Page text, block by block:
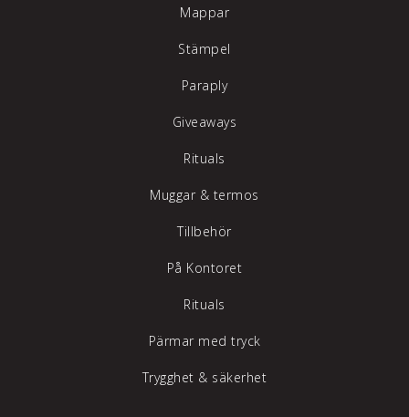
Mappar
Stämpel
Paraply
Giveaways
Rituals
Muggar & termos
Tillbehör
På Kontoret
Rituals
Pärmar med tryck
Trygghet & säkerhet